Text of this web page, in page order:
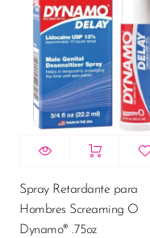
Spray Retardante para
Hombres Screaming O
Dynamo® .75oz